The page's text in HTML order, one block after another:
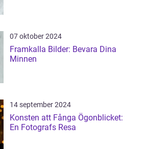
07 oktober 2024
Framkalla Bilder: Bevara Dina
Minnen
14 september 2024
Konsten att Fånga Ögonblicket:
En Fotografs Resa